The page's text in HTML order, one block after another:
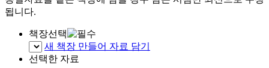
됩니다.
책장선택
새 책장 만들어 자료 담기
선택한 자료